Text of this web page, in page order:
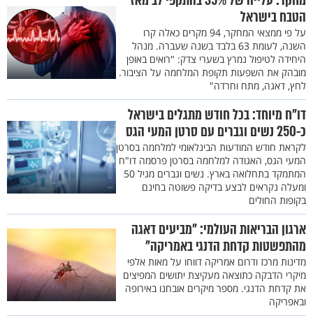
הטבח בישראל
על פי ממצאי המחקר, 94 מקרים כאלה קרו
השנה, לעומת 63 בלבד בשנה שעברה. מנהל
היחידה לטיפול נמרץ בשערי צדק: "רואים באופן
מובהק את השפעות תקופת המלחמה על הציבור.
לחץ, דאגה, מתח וחרדה"
דו"ח מיוחד: בכל חודש מתגלים בישראל
כ-250 נשים וגברים עם סרטן המעי הגס
לקראת חודש המודעות הבינלאומי למלחמה בסרטן
המעי הגס, האגודה למלחמה בסרטן פרסמה דו"ח
המתמקד בתחלואה בארץ. נשים וגברים מגיל 50
ומעלה נקראים לבצע בדיקה פשוטה בחינם
בקופות החולים
ארגון הבריאות העולמי: "מביעים דאגה
מהתפשטות קדחת הדנגי באמריקה"
מדינות מרכז ודרום אמריקה דווחו על מאות אלפי
מיקרי הדבקה כתוצאה מעקיצת יתושים המפיצים
את קדחת הדנגי. מספר מיקרים אובחנו באירופה
ובאפריקה